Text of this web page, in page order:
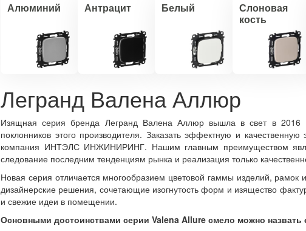
Алюминий Антрацит Белый
Слоновая
кость
Легранд Валена Аллюр
Изящная серия бренда Легранд Валена Аллюр вышла в свет в 2016
поклонников этого производителя. Заказать эффектную и
компания ИНТЭЛС ИНЖИНИРИНГ. Нашим главным преимуществом
следование последним тенденциям рынка и реализация только
Новая серия отличается многообразием цветовой гаммы изделий,
дизайнерские решения, сочетающие изогнутость форм и изящество
и свежие идеи в помещении.
Основными достоинствами серии Valena Allure смело можно